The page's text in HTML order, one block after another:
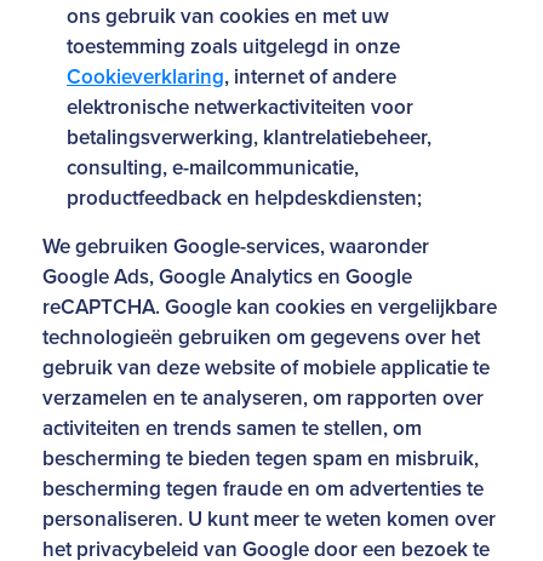
ons gebruik van cookies en met uw
toestemming zoals uitgelegd in onze
Cookieverklaring, internet of andere
elektronische netwerkactiviteiten voor
betalingsverwerking, klantrelatiebeheer,
consulting, e-mailcommunicatie,
productfeedback en helpdeskdiensten;
We gebruiken Google-services, waaronder
Google Ads, Google Analytics en Google
reCAPTCHA. Google kan cookies en vergelijkbare
technologieën gebruiken om gegevens over het
gebruik van deze website of mobiele applicatie te
verzamelen en te analyseren, om rapporten over
activiteiten en trends samen te stellen, om
bescherming te bieden tegen spam en misbruik,
bescherming tegen fraude en om advertenties te
personaliseren. U kunt meer te weten komen over
het privacybeleid van Google door een bezoek te